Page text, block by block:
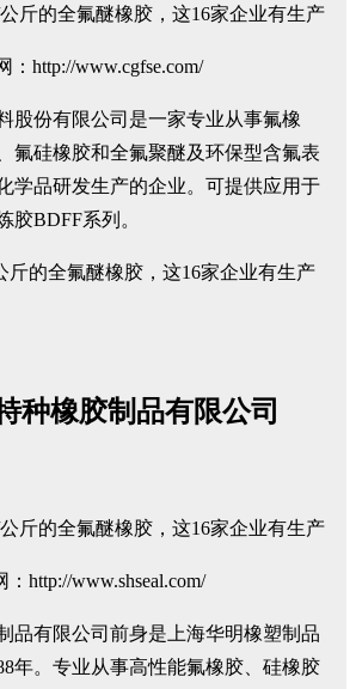
：http://www.cgfse.com/
股份有限公司是一家专业从事氟橡
氟硅橡胶和全氟聚醚及环保型含氟表
学品研发生产的企业。可提供应用于
胶BDFF系列。
种橡胶制品有限公司
：http://www.shseal.com/
品有限公司前身是上海华明橡塑制品
年。专业从事高性能氟橡胶、硅橡胶